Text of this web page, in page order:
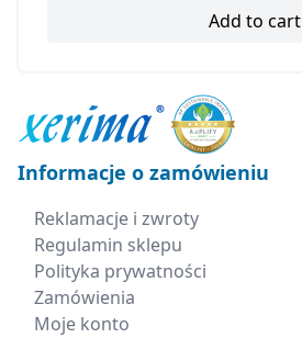
Add to cart
Informacje o zamówieniu
Reklamacje i zwroty
Regulamin sklepu
Polityka prywatności
Zamówienia
Moje konto